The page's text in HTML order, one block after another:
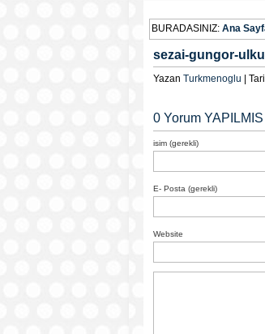
BURADASINIZ:Ana
sezai-gungor-
Yazan Turkmenoglu |
0 Yorum YAPILMIS
isim (gerekli)
E- Posta (gerekli)
Website